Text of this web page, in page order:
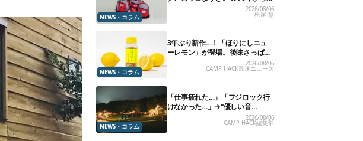
NEWS・コラム
年のみ使用”されていた、紫タグ
2026/08/06
松尾 慧
NEWS・コラム
3年ぶり新作…！「ほりにしニュ
ーレモン」が登場。後味さっぱり
の万能スパイス！【8月21日発
2026/08/06
CAMP HACK最速ニュース
NEWS・コラム
「仕事疲れた…」「フジロック行
けなかった…」→“優しい音
楽”と“大きな自然”で治癒。まだ間
2026/08/06
CAMP HACK編集部